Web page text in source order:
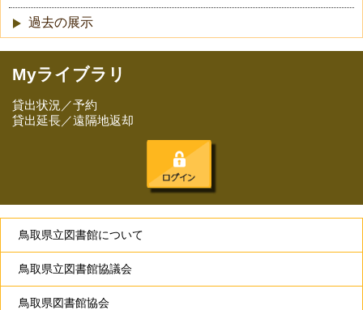
過去の展示
Myライブラリ
貸出状況／予約
貸出延長／遠隔地返却
鳥取県立図書館について
鳥取県立図書館協議会
鳥取県図書館協会